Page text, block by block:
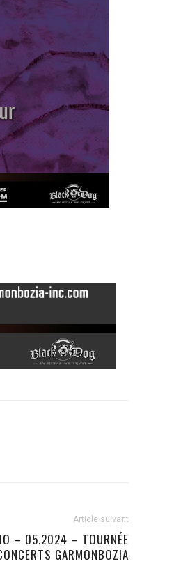
Article suivant
– 05.2024 – TOURNÉE
GARMONBOZIA